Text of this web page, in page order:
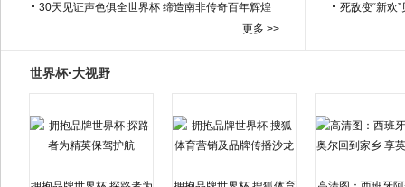
30天见证声色俱全世界杯 缔造南非传奇百年辉煌
更多 >>
死敌变“新欢
世界杯·大视野